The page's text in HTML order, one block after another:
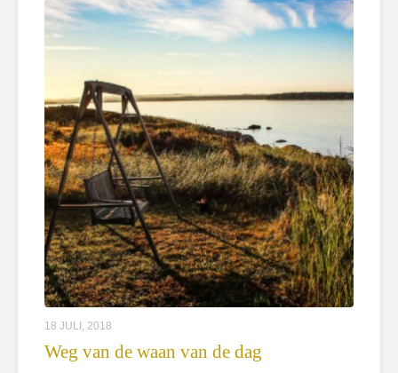
18 JULI, 2018
Weg van de waan van de dag